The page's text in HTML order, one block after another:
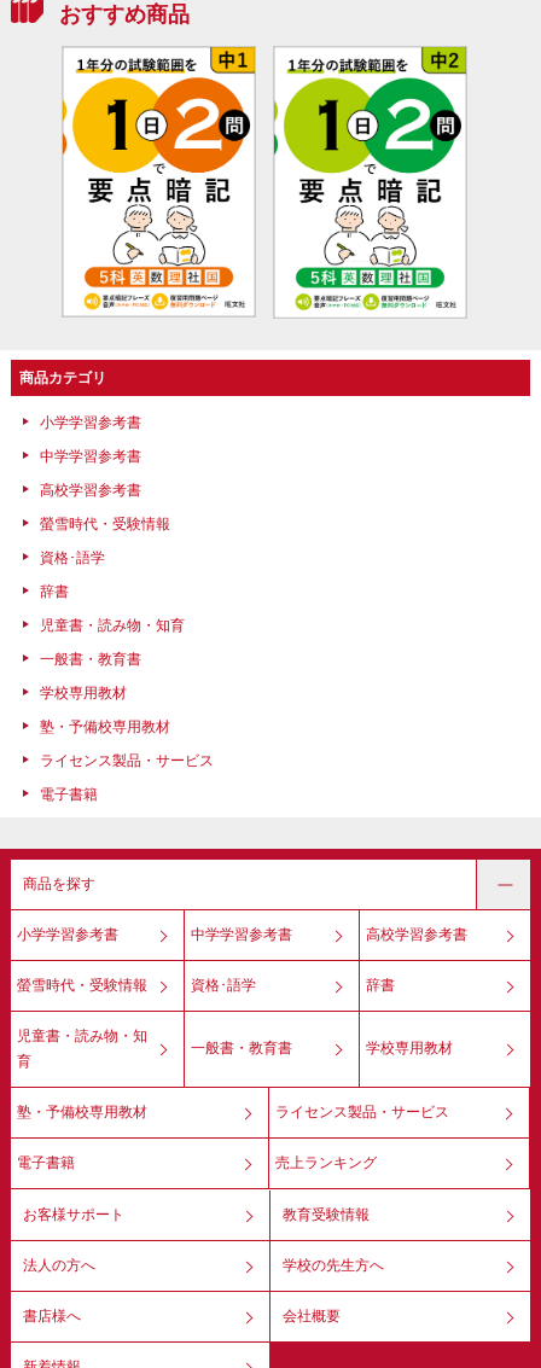
おすすめ商品
商品カテゴリ
小学学習参考書
中学学習参考書
高校学習参考書
螢雪時代・受験情報
資格･語学
辞書
児童書・読み物・知育
一般書・教育書
学校専用教材
塾・予備校専用教材
ライセンス製品・サービス
電子書籍
商品を探す
小学学習参考書 中学学習参考書 高校学習参考書
螢雪時代・受験情報 資格･語学 辞書
児童書・読み物・知
育
一般書・教育書 学校専用教材
塾・予備校専用教材 ライセンス製品・サービス
電子書籍 売上ランキング
お客様サポート 教育受験情報
法人の方へ 学校の先生方へ
書店様へ 会社概要